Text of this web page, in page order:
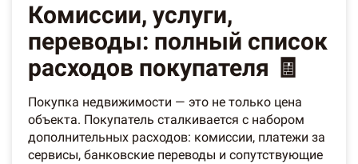
Комиссии, услуги,
переводы: полный список
расходов покупателя 🧾
Покупка недвижимости — это не только цена
объекта. Покупатель сталкивается с набором
дополнительных расходов: комиссии, платежи за
сервисы, банковские переводы и сопутствующие